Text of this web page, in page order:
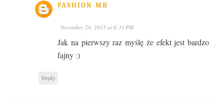
FASHION-MB
November 28, 2015 at 6:31 PM
Jak na pierwszy raz myślę że efekt jest bardzo
fajny :)
Reply